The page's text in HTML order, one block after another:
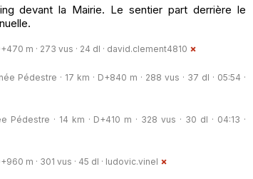
devant la Mairie. Le sentier part derrière le
m · 273 vus · 24 dl · david.clement4810
Pédestre · 17 km · D+840 m · 288 vus · 37 dl · 05:54 ·
Pédestre · 14 km · D+410 m · 328 vus · 30 dl · 04:13 ·
m · 301 vus · 45 dl · ludovic.vinel